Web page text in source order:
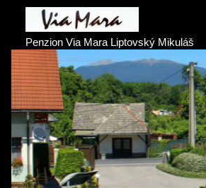
Penzion Via Mara Liptovský Mikuláš